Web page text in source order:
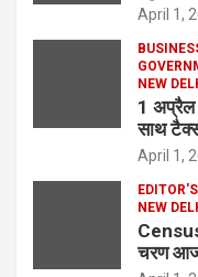
April 1,
NEW
1 अप्रैल
साथ
April 1,
NEW
चरण